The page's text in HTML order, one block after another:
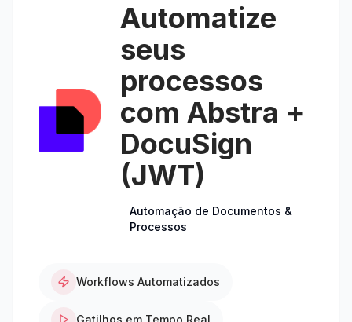
Automatize
seus
processos
com Abstra +
DocuSign
(JWT)
Automação de Documentos &
Processos
Workflows Automatizados
Gatilhos em Tempo Real